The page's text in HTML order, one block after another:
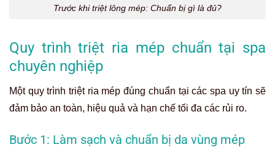
Trước khi triệt lông mép: Chuẩn bị gì là đủ?
Quy trình triệt ria mép chuẩn tại spa
chuyên nghiệp
Một quy trình triệt ria mép đúng chuẩn tại các spa uy tín sẽ
đảm bảo an toàn, hiệu quả và hạn chế tối đa các rủi ro.
Bước 1: Làm sạch và chuẩn bị da vùng mép